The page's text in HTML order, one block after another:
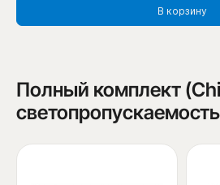
В корзину
Полный комплект